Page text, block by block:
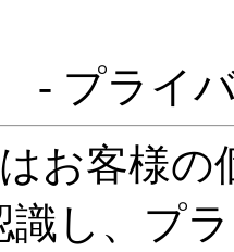
- プライ
お客様の
識し、プ